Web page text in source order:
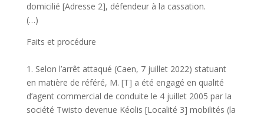
domicilié [Adresse 2], défendeur à la cassation.
(…)
Faits et procédure
1. Selon l’arrêt attaqué (Caen, 7 juillet 2022) statuant
en matière de référé, M. [T] a été engagé en qualité
d’agent commercial de conduite le 4 juillet 2005 par la
société Twisto devenue Kéolis [Localité 3] mobilités (la